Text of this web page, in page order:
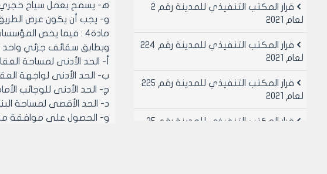
ﻫ- يسمح بعمل سياج حجري بارتفاع /0,80/ م يعلوه سياج من الحديد
و- يجب أن يكون عرض الطريق
وبطابق سقائف جزئي واحد بنسبة /50%/ من مساحة الطابق الأرضي وفق
أ‌- الحد الأدنى لمساحة العقار /1000/ متر
ب‌- الحد الأدنى لواجهة
ج- الحد الأدنى للوجائب الأمامية
د- الحد الأقصى لمساحة البناء /35%/ من مساحة
و- الحصول على موافقة مديرية
قرار المكتب التنفيذي للمدينة رقم 2
لعام 2021
قرار المكتب التنفيذي للمدينة رقم 224
لعام 2021
قرار المكتب التنفيذي للمدينة رقم 225
لعام 2021
قرار المكتب التنفيذي للمدينة رقم 25